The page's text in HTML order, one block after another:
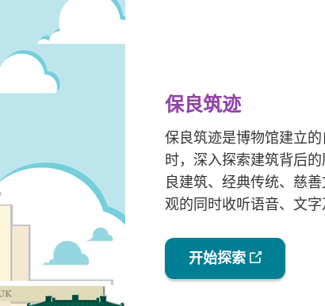
保良筑迹
保良筑迹是博物馆建立
时，深入探索建筑背后
良建筑、经典传统、慈
观的同时收听语音、文字
开始探索